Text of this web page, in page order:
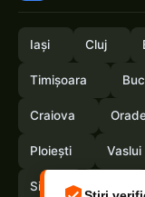
Iași Cluj
Timișoara
Craiova
Ploiești Vaslui
Sibiu